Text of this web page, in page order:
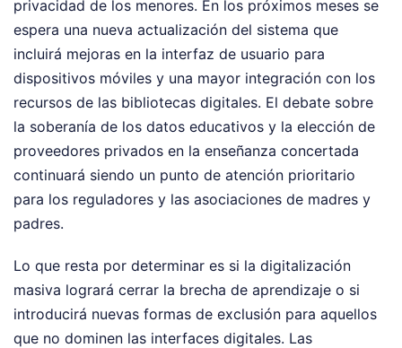
privacidad de los menores. En los próximos meses se
espera una nueva actualización del sistema que
incluirá mejoras en la interfaz de usuario para
dispositivos móviles y una mayor integración con los
recursos de las bibliotecas digitales. El debate sobre
la soberanía de los datos educativos y la elección de
proveedores privados en la enseñanza concertada
continuará siendo un punto de atención prioritario
para los reguladores y las asociaciones de madres y
padres.
Lo que resta por determinar es si la digitalización
masiva logrará cerrar la brecha de aprendizaje o si
introducirá nuevas formas de exclusión para aquellos
que no dominen las interfaces digitales. Las